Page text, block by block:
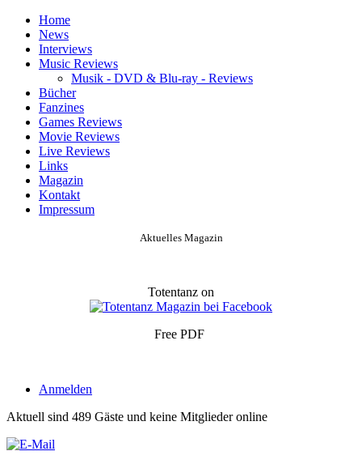
Home
News
Interviews
Music Reviews
Musik - DVD & Blu-ray - Reviews
Bücher
Fanzines
Games Reviews
Movie Reviews
Live Reviews
Links
Magazin
Kontakt
Impressum
Aktuelles Magazin
Totentanz on
Free PDF
Anmelden
Aktuell sind 489 Gäste und keine Mitglieder online